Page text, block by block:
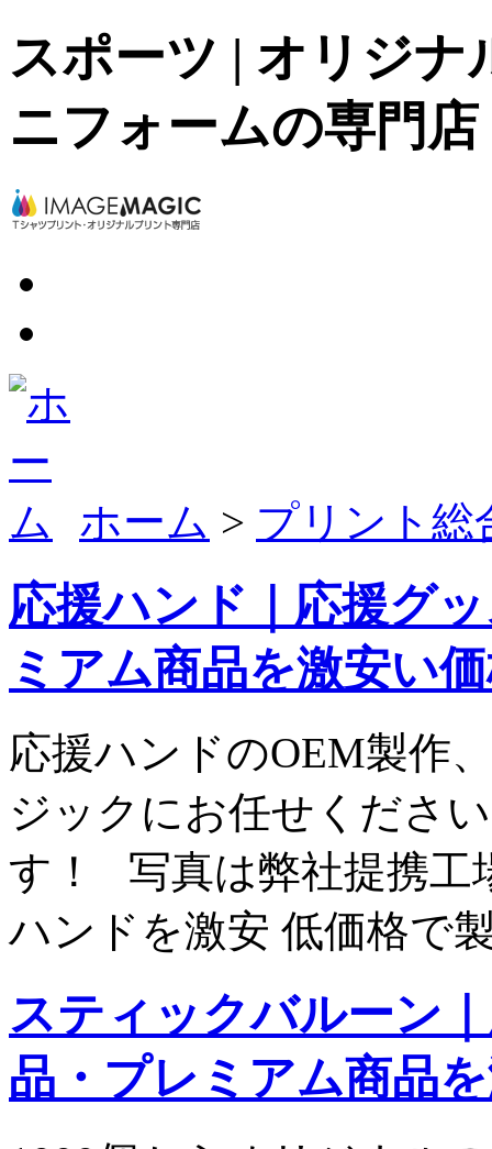
スポーツ | オリジ
ニフォームの専門
ホーム > プリント総
応援ハンド｜応援グ
ミアム商品を激安い
応援ハンドのOEM製作
ジックにお任せくださ
す！ 写真は弊社提携工
ハンドを激安 低価格
スティックバルーン
品・プレミアム商品